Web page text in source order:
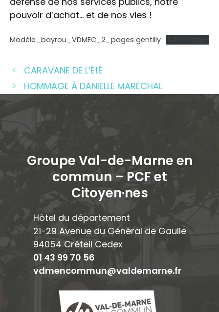
pouvoir d’achat… et de nos vies !
Modèle_bayrou_VDMEC_2_pages gentilly
CARAVANE DE L’ÉtÉ
HOMMAGE À DANIELLE MARÉCHAL
Groupe Val-de-Marne en
commun – PCF et
Citoyen·nes
Hôtel du département
21-29 Avenue du Général de Gaulle
94054 Créteil Cedex
01 43 99 70 56
vdmencommun@valdemarne.fr